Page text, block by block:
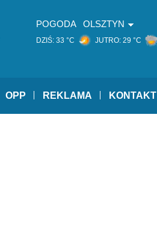
POGODA OLSZTYN
DZIŚ: 33 °C JUTRO: 29 °C
OPP REKLAMA KONTAKT